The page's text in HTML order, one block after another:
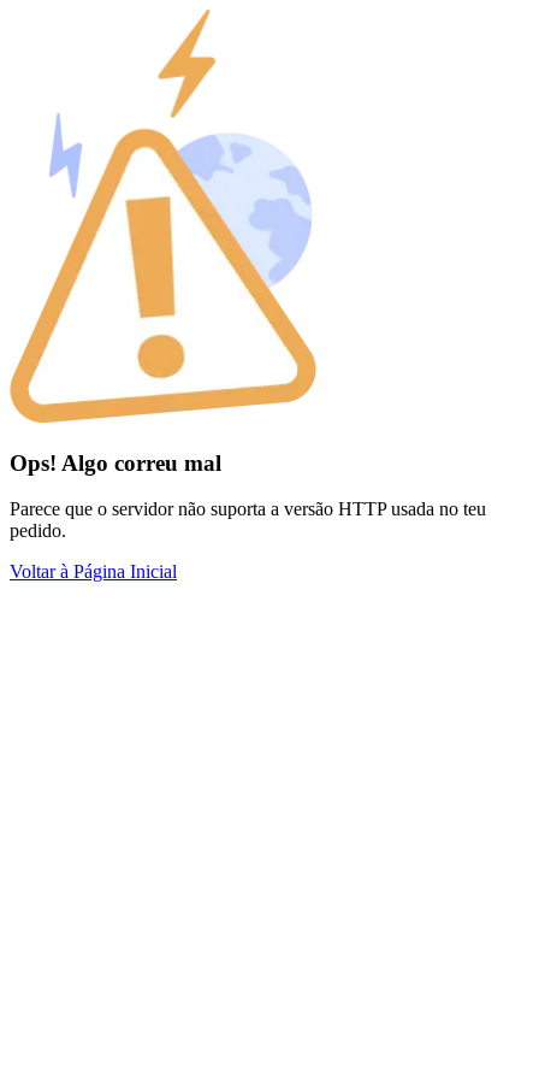
Ops! Algo correu mal
Parece que o servidor não suporta a versão HTTP usada no teu
pedido.
Voltar à Página Inicial